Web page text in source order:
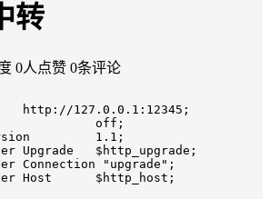
转
0人点赞 0条评论
http://127.0.0.1:12345;
off;
1.1;
Upgrade   $http_upgrade;
Connection "upgrade";
Host      $http_host;